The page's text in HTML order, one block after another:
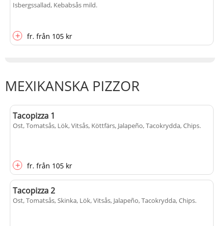
Isbergssallad, Kebabsås mild.
+ fr. från 105 kr
MEXIKANSKA PIZZOR
Tacopizza 1
Ost, Tomatsås, Lök, Vitsås, Köttfärs, Jalapeño, Tacokrydda, Chips.
+ fr. från 105 kr
Tacopizza 2
Ost, Tomatsås, Skinka, Lök, Vitsås, Jalapeño, Tacokrydda, Chips.